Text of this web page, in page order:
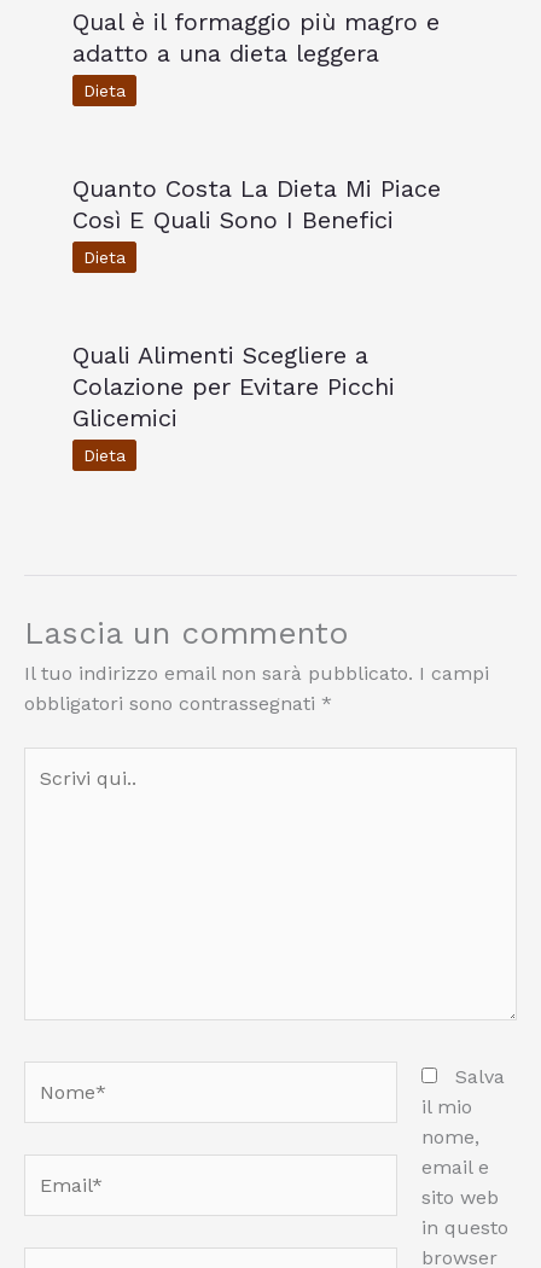
Qual è il formaggio più magro e
adatto a una dieta leggera
Dieta
Quanto Costa La Dieta Mi Piace
Così E Quali Sono I Benefici
Dieta
Quali Alimenti Scegliere a
Colazione per Evitare Picchi
Glicemici
Dieta
Lascia un commento
Il tuo indirizzo email non sarà pubblicato. I campi
obbligatori sono contrassegnati *
qui..
Salva
il mio
nome,
email e
sito web
in questo
browser